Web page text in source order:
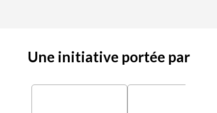
Une initiative portée par